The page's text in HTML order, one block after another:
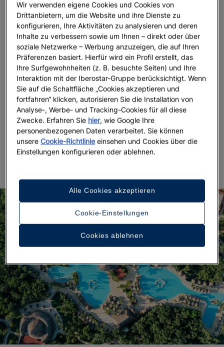
mit Glasbodenbooten. Die vielfältigen
Wasseraktivitäten ergänzen sich mit entspannten
Momenten für Groß und Klein an einem stets
warmen, klaren und seichten Meer. Mit direktem
Zugang zur Playa Bávaro ist dasIberostar Waves
Dominicanaeines jener Familienhotels in Punta Cana
die wirklich alles bieten: Natur, abwechslungsreiche
und hochwertige Gastronomie, ein vielseitiges
Freizeitangebot,Nachhaltigkeit und ein Fünf-Sterne-
Konzept , das sich um jeden noch so kleinen
Urlaubswunsch kümmert, für Sie und Ihre Kinder.
Sogar ein18-Loch-Golfplatz, entworfen von P.B.
Dye, gehört dazu. Echte Erholung ist hier garantiert.
Wir verwenden eigene Cookies und Cookies von
Drittanbietern, um die Website und ihre Dienste zu
konfigurieren, Ihre Aktivitäten zu analysieren und deren
Inhalte zu verbessern sowie um Ihnen – direkt oder über
soziale Netzwerke – Werbung anzuzeigen, die auf Ihren
Präferenzen basiert. Hierfür wird ein Profil erstellt, das
Ihre Surfgewohnheiten (z. B. besuchte Seiten) und Ihre
Interaktion mit der Iberostar-Gruppe berücksichtigt. Wenn
Sie auf die Schaltfläche „Cookies akzeptieren und
fortfahren“ klicken, autorisieren Sie die Installation von
Analyse-, Werbe- und Tracking-Cookies für all diese
Zwecke. Erfahren Sie hier, wie Google Ihre
personenbezogenen Daten verarbeitet. Sie können
unsereCookie-Richtlinie einsehen und Cookies über die
Einstellungen konfigurieren oder ablehnen.
Cookie-Einstellungen
Cookies ablehnen
Alle Cookies akzeptieren